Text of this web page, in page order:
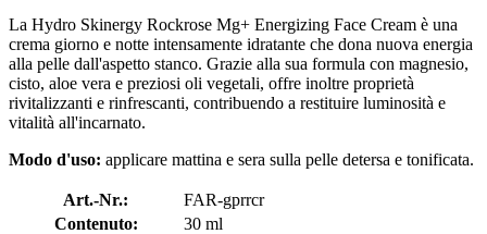
La Hydro Skinergy Rockrose Mg+ Energizing Face Cream è una
crema giorno e notte intensamente idratante che dona nuova energia
alla pelle dall'aspetto stanco. Grazie alla sua formula con magnesio,
cisto, aloe vera e preziosi oli vegetali, offre inoltre proprietà
rivitalizzanti e rinfrescanti, contribuendo a restituire luminosità e
vitalità all'incarnato.
Modo d'uso: applicare mattina e sera sulla pelle detersa e tonificata.
Art.-Nr.:
FAR-gprrcr
Contenuto:
30 ml